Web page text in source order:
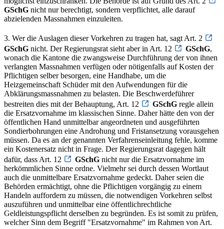
GSchG nicht nur berechtigt, sondern verpflichtet, alle darauf
abzielenden Massnahmen einzuleiten.
3. Wer die Auslagen dieser Vorkehren zu tragen hat, sagt Art. 2
GSchG nicht. Der Regierungsrat sieht aber in Art. 12 GSchG,
wonach die Kantone die zwangsweise Durchführung der von ihnen
verlangten Massnahmen verfügen oder nötigenfalls auf Kosten der
Pflichtigen selber besorgen, eine Handhabe, um die
Heizgemeinschaft Schüder mit den Aufwendungen für die
Abklärungsmassnahmen zu belasten. Die Beschwerdeführer
bestreiten dies mit der Behauptung, Art. 12
GSchG regle allein
die Ersatzvornahme im klassischen Sinne. Daher hätte den von der
öffentlichen Hand unmittelbar angeordneten und ausgeführten
Sondierbohrungen eine Androhung und Fristansetzung vorausgehen
müssen. Da es an der genannten Verfahrenseinleitung fehle, komme
ein Kostenersatz nicht in Frage. Der Regierungsrat dagegen hält
dafür, dass Art. 12
GSchG nicht nur die Ersatzvornahme im
herkömmlichen Sinne ordne. Vielmehr sei durch dessen Wortlaut
auch die unmittelbare Ersatzvornahme gedeckt. Daher seien die
Behörden ermächtigt, ohne die Pflichtigen vorgängig zu einem
Handeln auffordern zu müssen, die notwendigen Vorkehren selbst
auszuführen und unmittelbar eine öffentlichrechtliche
Geldleistungspflicht derselben zu begründen. Es ist somit zu prüfen,
welcher Sinn dem Begriff "Ersatzvornahme" im Rahmen von Art.